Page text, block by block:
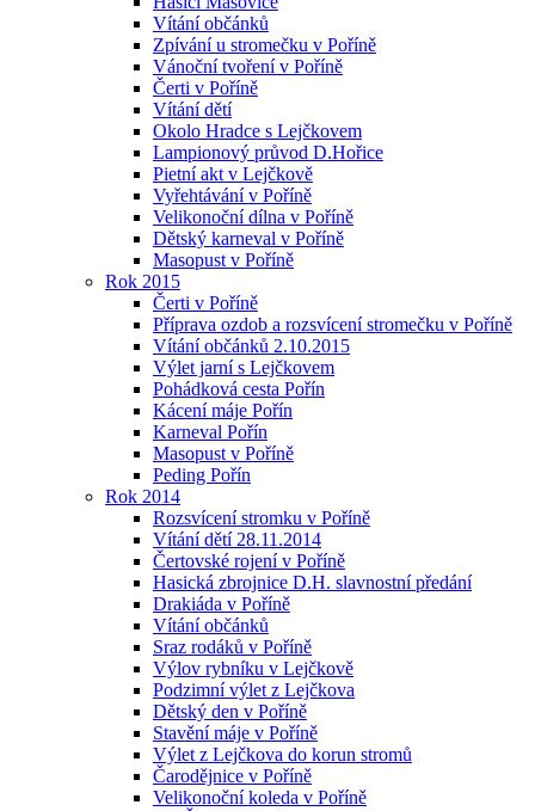
Vítání občánků
Zpívání u stromečku v Poříně
Vánoční tvoření v Poříně
Čerti v Poříně
Vítání dětí
Okolo Hradce s Lejčkovem
Lampionový průvod D.Hořice
Pietní akt v Lejčkově
Vyřehtávání v Poříně
Velikonoční dílna v Poříně
Dětský karneval v Poříně
Masopust v Poříně
Rok 2015
Čerti v Poříně
Příprava ozdob a rozsvícení stromečku v Poříně
Vítání občánků 2.10.2015
Výlet jarní s Lejčkovem
Pohádková cesta Pořín
Kácení máje Pořín
Karneval Pořín
Masopust v Poříně
Peding Pořín
Rok 2014
Rozsvícení stromku v Poříně
Vítání dětí 28.11.2014
Čertovské rojení v Poříně
Hasická zbrojnice D.H. slavnostní předání
Drakiáda v Poříně
Vítání občánků
Sraz rodáků v Poříně
Výlov rybníku v Lejčkově
Podzimní výlet z Lejčkova
Dětský den v Poříně
Stavění máje v Poříně
Výlet z Lejčkova do korun stromů
Čarodějnice v Poříně
Velikonoční koleda v Poříně